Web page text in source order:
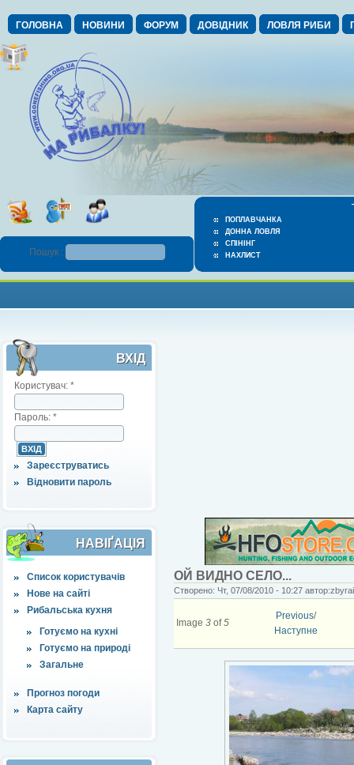
ГОЛОВНА НОВИНИ ФОРУМ ДОВІДНИК ЛОВЛЯ РИБИ
ПОПЛАВЧАНКА
ДОННА ЛОВЛЯ
СПІНІНГ
НАХЛИСТ
Пошук :
ВХІД
Користувач: *
Пароль: *
Зареєструватись
Відновити пароль
НАВІҐАЦІЯ
Список користувачів
Нове на сайті
Рибальська кухня
Готуємо на кухні
Готуємо на природі
Загальне
Прогноз погоди
Карта сайту
ОЙ ВИДНО СЕЛО...
Створено: Чт, 07/08/2010 - 10:27 автор:zbyrai
Image 3 of5
Previous/
Наступне